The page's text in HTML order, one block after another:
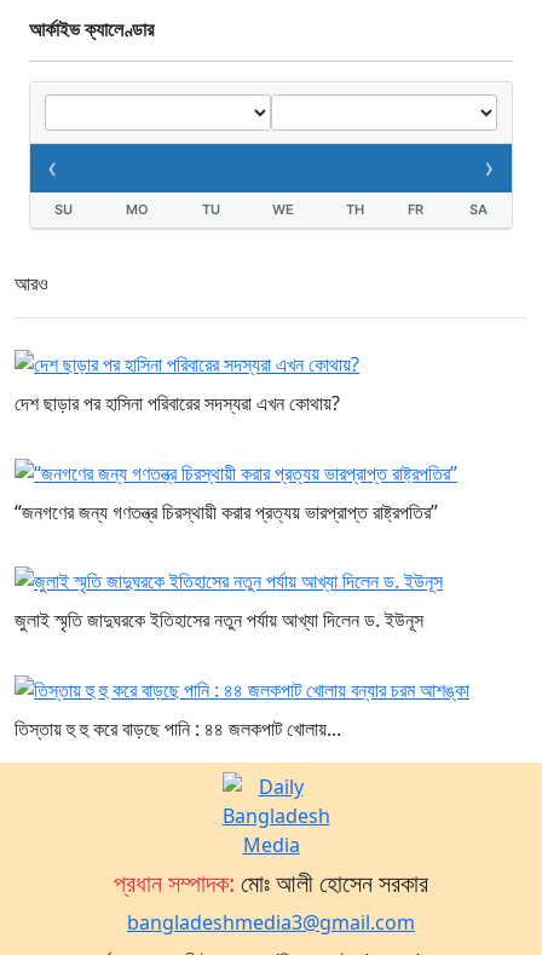
আর্কাইভ ক্যালেণ্ডার
‹ ›
SU MO TU WE TH FR SA
আরও
দেশ ছাড়ার পর হাসিনা পরিবারের সদস্যরা এখন কোথায়?
“জনগণের জন্য গণতন্ত্র চিরস্থায়ী করার প্রত্যয় ভারপ্রাপ্ত রাষ্ট্রপতির”
জুলাই স্মৃতি জাদুঘরকে ইতিহাসের নতুন পর্যায় আখ্যা দিলেন ড. ইউনূস
তিস্তায় হু হু করে বাড়ছে পানি : ৪৪ জলকপাট খোলায়...
প্রধান সম্পাদক: মোঃ আলী হোসেন সরকার
bangladeshmedia3@gmail.com